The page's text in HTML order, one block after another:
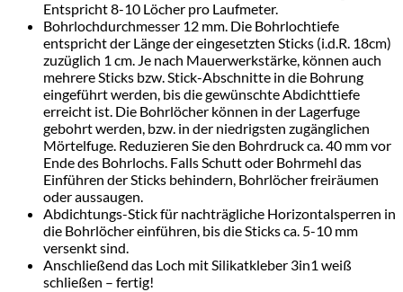
Entspricht 8-10 Löcher pro Laufmeter.
Bohrlochdurchmesser 12 mm. Die Bohrlochtiefe
entspricht der Länge der eingesetzten Sticks (i.d.R. 18cm)
zuzüglich 1 cm. Je nach Mauerwerkstärke, können auch
mehrere Sticks bzw. Stick-Abschnitte in die Bohrung
eingeführt werden, bis die gewünschte Abdichttiefe
erreicht ist. Die Bohrlöcher können in der Lagerfuge
gebohrt werden, bzw. in der niedrigsten zugänglichen
Mörtelfuge. Reduzieren Sie den Bohrdruck ca. 40 mm vor
Ende des Bohrlochs. Falls Schutt oder Bohrmehl das
Einführen der Sticks behindern, Bohrlöcher freiräumen
oder aussaugen.
Abdichtungs-Stick für nachträgliche Horizontalsperren in
die Bohrlöcher einführen, bis die Sticks ca. 5-10 mm
versenkt sind.
Anschließend das Loch mit Silikatkleber 3in1 weiß
schließen – fertig!